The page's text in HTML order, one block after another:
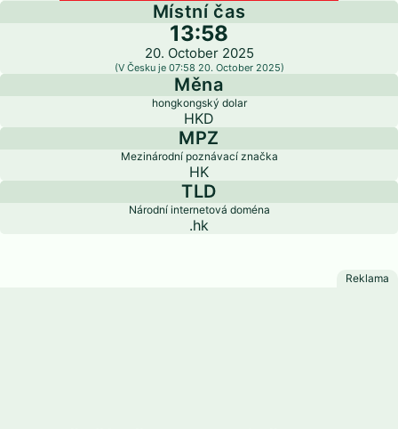
Místní čas
13:58
20. October 2025
(V Česku je 07:58 20. October 2025)
Měna
hongkongský dolar
HKD
MPZ
Mezinárodní poznávací značka
HK
TLD
Národní internetová doména
.hk